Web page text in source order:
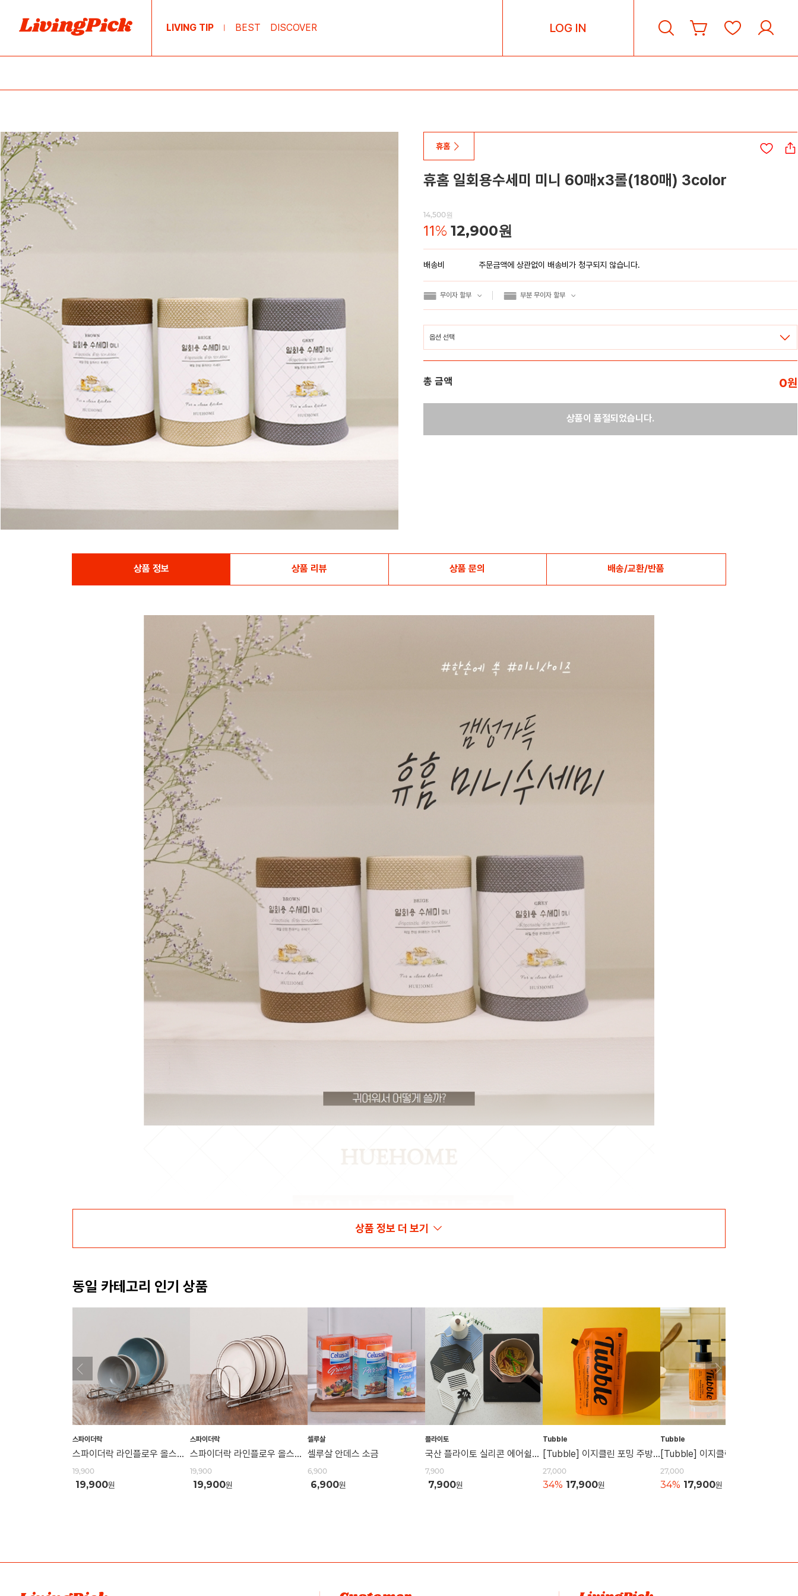
LIVING TIP | BEST DISCOVER LOG IN
휴홈
휴홈 일회용수세미 미니 60매x3롤(180매) 3color
14,500원
11% 12,900원
배송비 주문금액에 상관없이 배송비가 청구되지 않습니다.
무이자 할부 부분 무이자 할부
총 금액 0원
상품이 품절되었습니다.
상품 정보 상품 리뷰 상품 문의 배송/교환/반품
상품 정보 더 보기
동일 카테고리 인기 상품
스파이더락
스파이더락 라인플로우 올스테인리스 304 다용도 식기 밥그릇 정리대 거치대
19,900
19,900원
스파이더락
스파이더락 라인플로우 올스테인리스 304 다용도 그릇 접시 정리대 거치대
19,900
19,900원
셀루살
셀루살 안데스 소금
6,900
6,900원
플라이토
국산 플라이토 실리콘 에어쉴드 인덕션 매트 22cm
7,900
7,900원
Tubble
[Tubble] 이지클린 포밍 주방세제 (리필팩/1,000ml) 2개
27,000
34% 17,900원
Tubble
27,000
34% 17,900원